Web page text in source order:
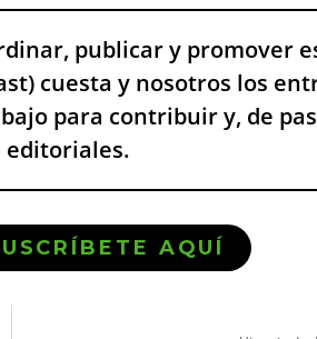
publicar y promover
cuesta y nosotros los
para contribuir y, de
editoriales.
AQUÍ